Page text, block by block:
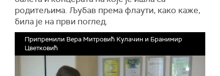
родитељима. Љубав према флаути, како каже,
била је на први поглед.
Припремили Вера Митровић Кулачин и Бранимир
Цветковић